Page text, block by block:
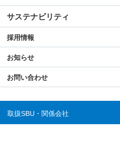
サステナビリティ
採用情報
お知らせ
お問い合わせ
取扱SBU・関係会社